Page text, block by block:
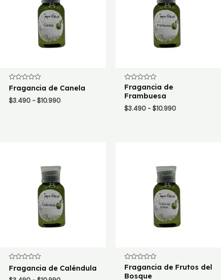
Valorado
con
0
de
Fragancia de Canela
$3.490 - $10.990Rango
Valorado
con
0
5
Fragancia de
Frambuesa
$3.490 - $10.990Rango
Valorado
con
0
Fragancia de Caléndula
Valorado
con
0
Fragancia de Frutos del
Bosque